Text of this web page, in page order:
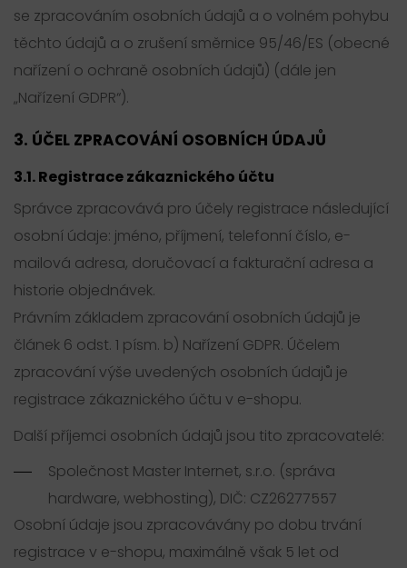
se zpracováním osobních údajů a o volném pohybu
těchto údajů a o zrušení směrnice 95/46/ES (obecné
nařízení o ochraně osobních údajů) (dále jen
„Nařízení GDPR“).
3. ÚČEL ZPRACOVÁNÍ OSOBNÍCH ÚDAJŮ
3.1. Registrace zákaznického účtu
Správce zpracovává pro účely registrace následující
osobní údaje: jméno, příjmení, telefonní číslo, e-
mailová adresa, doručovací a fakturační adresa a
historie objednávek.
Právním základem zpracování osobních údajů je
článek 6 odst. 1 písm. b) Nařízení GDPR. Účelem
zpracování výše uvedených osobních údajů je
registrace zákaznického účtu v e-shopu.
Další příjemci osobních údajů jsou tito zpracovatelé:
Společnost Master Internet, s.r.o. (správa
hardware, webhosting), DIČ: CZ26277557
Osobní údaje jsou zpracovávány po dobu trvání
registrace v e-shopu, maximálně však 5 let od